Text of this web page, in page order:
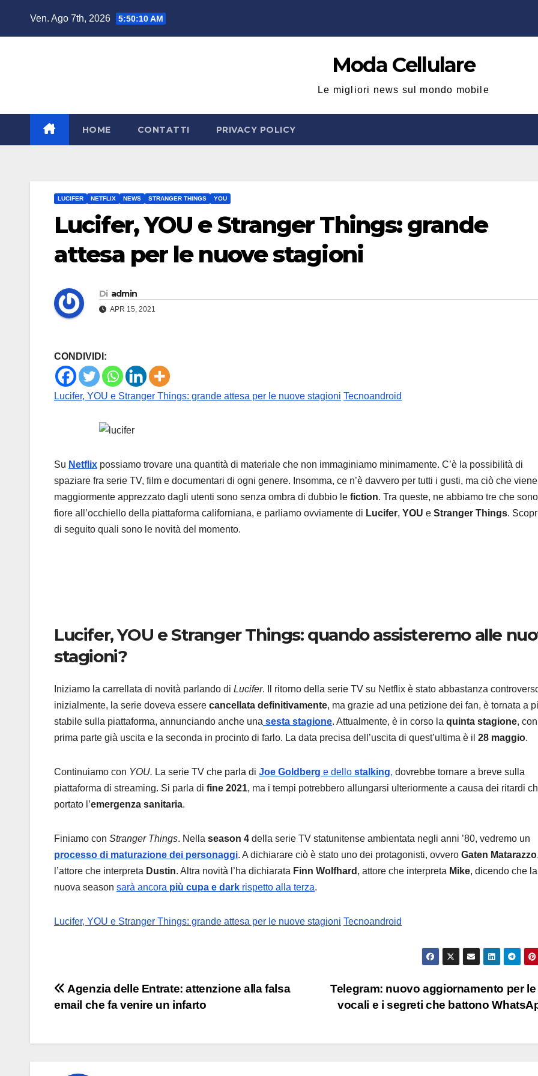
Ven. Ago 7th, 2026 5:50:11 AM
Moda Cellulare
Le migliori news sul mondo mobile
HOME CONTATTI PRIVACY POLICY
LUCIFER NETFLIX NEWS STRANGER THINGS YOU
Lucifer, YOU e Stranger Things: grande
attesa per le nuove stagioni
Di admin
APR 15, 2021
CONDIVIDI:
Lucifer, YOU e Stranger Things: grande attesa per le nuove stagioni Tecnoandroid
Su Netflix possiamo trovare una quantità di materiale che non immaginiamo minimamente. C’è la possibilità di
spaziare fra serie TV, film e documentari di ogni genere. Insomma, ce n’è davvero per tutti i gusti, ma ciò che viene
maggiormente apprezzato dagli utenti sono senza ombra di dubbio le fiction. Tra queste, ne abbiamo tre che sono
fiore all’occhiello della piattaforma californiana, e parliamo ovviamente di Lucifer, YOU e Stranger Things.
di seguito quali sono le novità del momento.
Lucifer, YOU e Stranger Things: quando assisteremo alle
stagioni?
Iniziamo la carrellata di novità parlando di Lucifer. Il ritorno della serie TV su Netflix è stato abbastanza
inizialmente, la serie doveva essere cancellata definitivamente, ma grazie ad una petizione dei fan, è tornata a
stabile sulla piattaforma, annunciando anche una sesta stagione. Attualmente, è in corso la quinta stagione,
prima parte già uscita e la seconda in procinto di farlo. La data precisa dell’uscita di quest’ultima è il 28 maggio.
Continuiamo con YOU. La serie TV che parla di Joe Goldberg e dello stalking, dovrebbe tornare a breve sulla
piattaforma di streaming. Si parla di fine 2021, ma i tempi potrebbero allungarsi ulteriormente a causa dei ritardi
portato l’emergenza sanitaria.
Finiamo con Stranger Things. Nella season 4 della serie TV statunitense ambientata negli anni ’80, vedremo un
processo di maturazione dei personaggi. A dichiarare ciò è stato uno dei protagonisti, ovvero Gaten Matarazzo,
l’attore che interpreta Dustin. Altra novità l’ha dichiarata Finn Wolfhard , attore che interpreta Mike, dicendo che la
nuova season sarà ancora più cupa e dark rispetto alla terza.
Lucifer, YOU e Stranger Things: grande attesa per le nuove stagioni Tecnoandroid
Navigazione
Telegram: nuovo aggiornamento per
vocali e i segreti che battono
Agenzia delle Entrate: attenzione alla falsa
email che fa venire un infarto
alta
design